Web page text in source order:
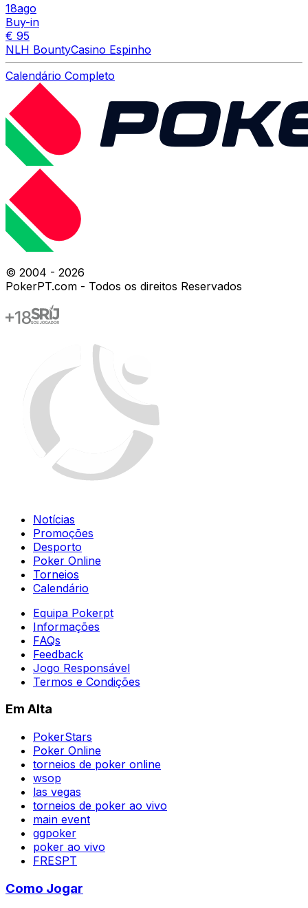
18ago
Buy-in
€ 95
NLH BountyCasino Espinho
Calendário Completo
© 2004 - 2026
PokerPT.com - Todos os direitos Reservados
Notícias
Promoções
Desporto
Poker Online
Torneios
Calendário
Equipa Pokerpt
Informações
FAQs
Feedback
Jogo Responsável
Termos e Condições
Em Alta
PokerStars
Poker Online
torneios de poker online
wsop
las vegas
torneios de poker ao vivo
main event
ggpoker
poker ao vivo
FRESPT
Como Jogar